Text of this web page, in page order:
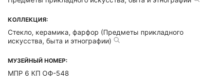
КОЛЛЕКЦИЯ:
Стекло, керамика, фарфор (Предметы прикладного
искусства, быта и этнографии)
МУЗЕЙНЫЙ НОМЕР:
МПР 6 КП ОФ-548